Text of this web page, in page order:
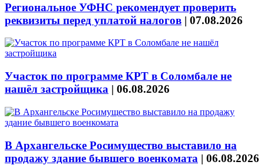
Региональное УФНС рекомендует проверить
реквизиты перед уплатой налогов | 07.08.2026
Участок по программе КРТ в Соломбале не
нашёл застройщика | 06.08.2026
В Архангельске Росимущество выставило на
продажу здание бывшего военкомата | 06.08.2026